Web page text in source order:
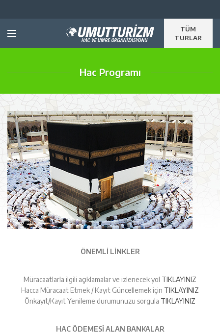
TÜM
TURLAR
Hac Programı
ÖNEMLİ LİNKLER
Müracaatlarla ilgili açıklamalar ve izlenecek yol TIKLAYINIZ
Hacca Müracaat Etmek / Kayıt Güncellemek için TIKLAYINIZ
Önkayıt/Kayıt Yenileme durumunuzu sorgula TIKLAYINIZ
HAC ÖDEMESİ ALAN BANKALAR